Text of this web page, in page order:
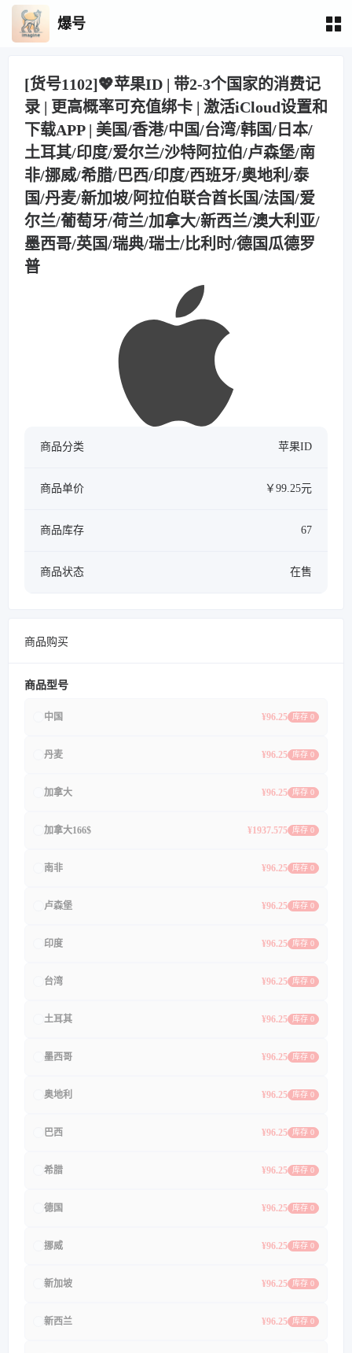
爆号
[货号1102]💖苹果ID | 带2-3个国家的消费记
录 | 更高概率可充值绑卡 | 激活iCloud设置和
下载APP | 美国/香港/中国/台湾/韩国/日本/
土耳其/印度/爱尔兰/沙特阿拉伯/卢森堡/南
非/挪威/希腊/巴西/印度/西班牙/奥地利/泰
国/丹麦/新加坡/阿拉伯联合酋长国/法国/爱
尔兰/葡萄牙/荷兰/加拿大/新西兰/澳大利亚/
墨西哥/英国/瑞典/瑞士/比利时/德国瓜德罗
普
商品分类 苹果ID
商品单价 ￥99.25元
商品库存 67
商品状态 在售
商品购买
商品型号
中国 ¥96.25 库存 0
丹麦 ¥96.25 库存 0
加拿大 ¥96.25 库存 0
加拿大166$ ¥1937.575 库存 0
南非 ¥96.25 库存 0
卢森堡 ¥96.25 库存 0
印度 ¥96.25 库存 0
台湾 ¥96.25 库存 0
土耳其 ¥96.25 库存 0
墨西哥 ¥96.25 库存 0
奥地利 ¥96.25 库存 0
巴西 ¥96.25 库存 0
希腊 ¥96.25 库存 0
德国 ¥96.25 库存 0
挪威 ¥96.25 库存 0
新加坡 ¥96.25 库存 0
新西兰 ¥96.25 库存 0